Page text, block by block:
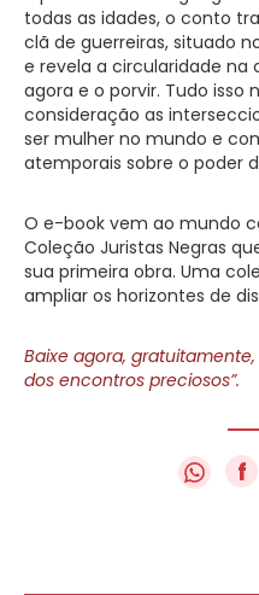
todas as idades, o conto
clã de guerreiras, situado
e revela a circularidade na
agora e o porvir. Tudo
consideração as
ser mulher no mundo e
atemporais sobre o poder
O e-book vem ao mundo
Coleção Juristas Negras
sua primeira obra. Uma
ampliar os horizontes de
Baixe agora,
dos encontros preciosos”.
f